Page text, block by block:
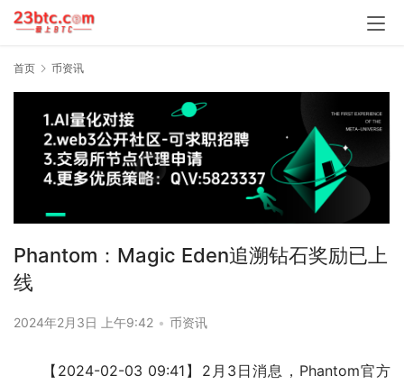
首页 币资讯
Phantom：Magic Eden追溯钻石奖励已上
线
2024年2月3日 上午9:42 • 币资讯
【2024-02-03 09:41】2月3日消息，Phantom官方